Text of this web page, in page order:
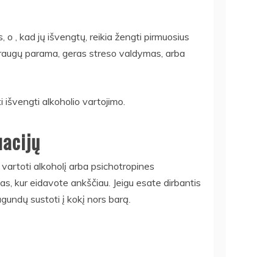
o , kad jų išvengtų, reikia žengti pirmuosius
parama, geras streso valdymas, arba
išvengti alkoholio vartojimo.
alkoholį arba psichotropines
kur eidavote ankščiau. Jeigu esate dirbantis
sustoti į kokį nors barą.